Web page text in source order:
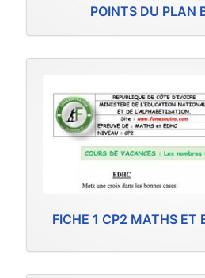
POINTS DU PLAN
FICHE 1 CP2 MATHS ET